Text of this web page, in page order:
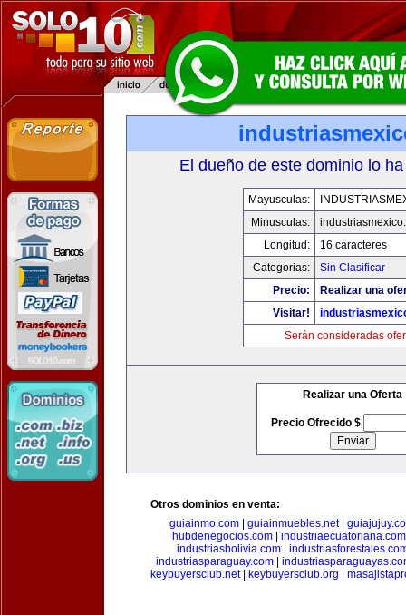
El dueño de este dominio lo
Mayusculas:
Minusculas:
Longitud:
16 caracteres
Categorias:
Sin Clasificar
Precio:
Realizar una
Visitar!
Serán consideradas
Realizar una Oferta
Precio Ofrecido $
Otros dominios en venta:
guiainmo.com| guiainmuebles.net|
hubdenegocios.com| industriaecuatoriana.com
industriasbolivia.com|
industriasparaguay.com|
keybuyersclub.net| keybuyersclub.org